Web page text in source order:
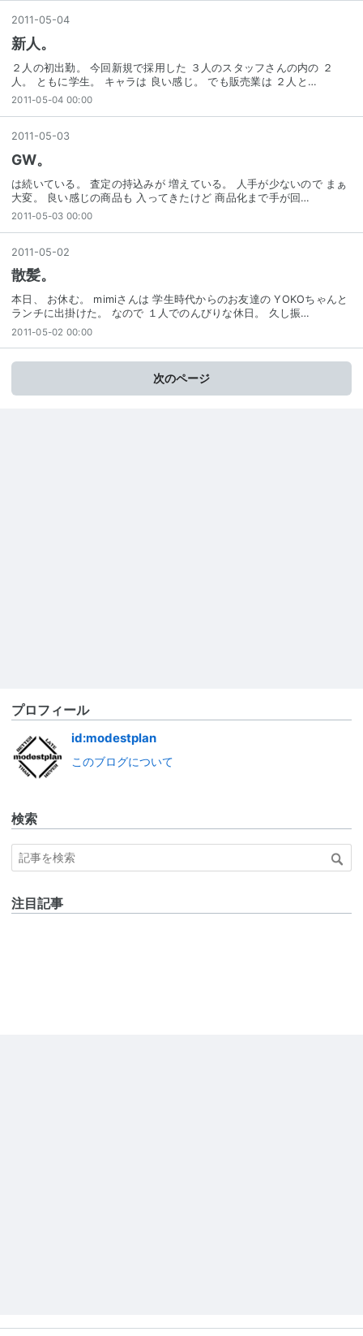
2011 -05-04
新人。
２人の初出勤。 今回新規で採用した ３人のスタッフさんの内の ２
人。 ともに学生。 キャラは 良い感じ。 でも販売業は ２人と…
2011-05-04 00:00
2011 -05-03
GW。
は続いている。 査定の持込みが 増えている。 人手が少ないので まぁ
大変。 良い感じの商品も 入ってきたけど 商品化まで手が回…
2011-05-03 00:00
2011-05-02
散髪。
本日、 お休む。 mimiさんは 学生時代からのお友達の YOKOちゃんと
ランチに出掛けた。 なので １人でのんびりな休日。 久し振…
2011-05-02 00:00
次のページ
プロフィール
id:modestplan
このブログについて
検索
注目記事